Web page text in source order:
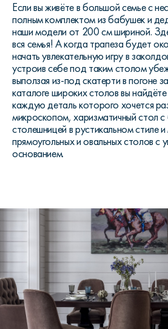
Если вы живёте в большой семье с
полным комплектом из бабушек и
наши модели от 200 см шириной.
вся семья! А когда трапеза будет
начать увлекательную игру в
устроив себе под таким столом
выползая из-под скатерти в погоне
каталоге широких столов вы
каждую деталь которого хочется
микроскопом, харизматичный стол
столешницей в рустикальном стиле
прямоугольных и овальных столов с
основанием.